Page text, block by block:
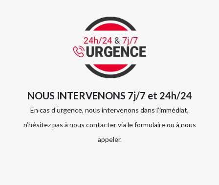
NOUS INTERVENONS 7j/7 et 24h/24
En cas d’urgence, nous intervenons dans l’immédiat,
n’hésitez pas à nous contacter via le formulaire ou à nous
appeler.